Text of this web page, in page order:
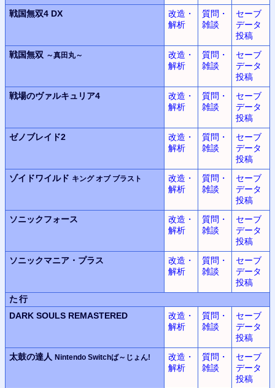
戦国無双4 DX
改造・
解析
質問・
雑談
セーブ
データ
投稿
戦国無双 ～真田丸～
改造・
解析
質問・
雑談
セーブ
データ
投稿
戦場のヴァルキュリア4
改造・
解析
質問・
雑談
セーブ
データ
投稿
ゼノブレイド2
改造・
解析
質問・
雑談
セーブ
データ
投稿
ゾイドワイルド キング オブ ブラスト
改造・
解析
質問・
雑談
セーブ
データ
投稿
ソニックフォース
改造・
解析
質問・
雑談
セーブ
データ
投稿
ソニックマニア・プラス
改造・
解析
質問・
雑談
セーブ
データ
投稿
た行
DARK SOULS REMASTERED
改造・
解析
質問・
雑談
セーブ
データ
投稿
太鼓の達人 Nintendo Switchば～じょん!
改造・
解析
質問・
雑談
セーブ
データ
投稿